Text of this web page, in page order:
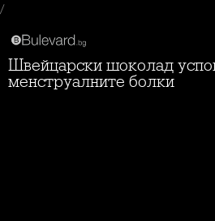
/
Швейцарски шоколад успокоява
менструалните болки